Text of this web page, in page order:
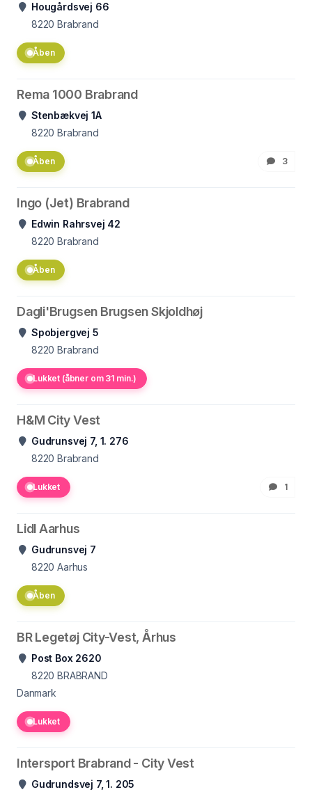
Hougårdsvej 66
8220 Brabrand
Åben
Rema 1000 Brabrand
Stenbækvej 1A
8220 Brabrand
Åben 3
Ingo (Jet) Brabrand
Edwin Rahrsvej 42
8220 Brabrand
Åben
Dagli'Brugsen Brugsen Skjoldhøj
Spobjergvej 5
8220 Brabrand
Lukket (åbner om 31 min.)
H&M City Vest
Gudrunsvej 7, 1. 276
8220 Brabrand
Lukket 1
Lidl Aarhus
Gudrunsvej 7
8220 Aarhus
Åben
BR Legetøj City-Vest, Århus
Post Box 2620
8220 BRABRAND
Danmark
Lukket
Intersport Brabrand - City Vest
Gudrundsvej 7, 1. 205